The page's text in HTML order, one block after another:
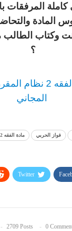
كاملة المرفقات
المادة
وكتاب الطالب
؟
تحضير مادة الفقه
المجاني
فواز الحربي مادة الفقه 2
Twitter
2709 Posts 0